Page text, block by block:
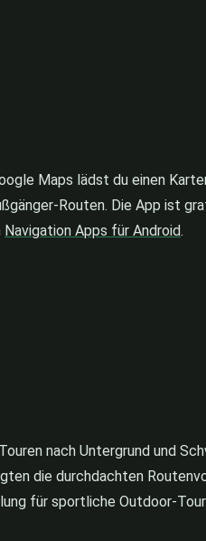
Maps lädst du einen
Routen. Die App ist
Navigation Apps für Android.
nach Untergrund und
die durchdachten
für sportliche Outdoor-